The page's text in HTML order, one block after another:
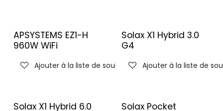
APSYSTEMS EZ1-H
960W WiFi
Ajouter à la liste de souhaits
Solax X1 Hybrid 3.0
G4
Ajouter à la liste de
Solax X1 Hybrid 6.0
Solax Pocket